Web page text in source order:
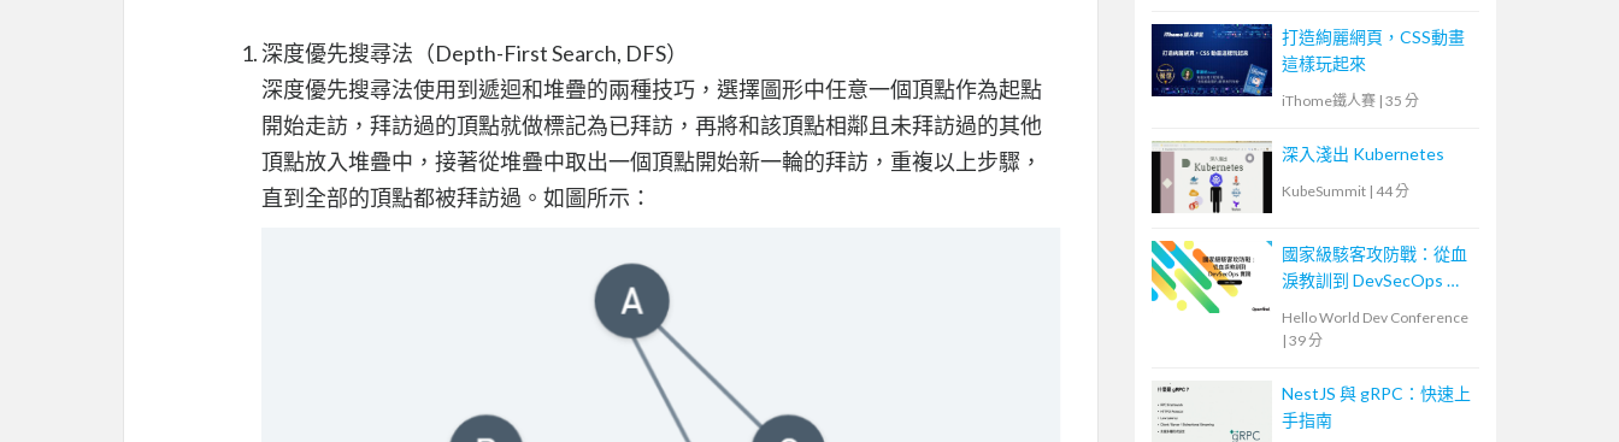
深度優先搜尋法（Depth-First Search, DFS）
深度優先搜尋法使用到遞迴和堆疊的兩種技巧，選擇圖形中任意一個頂點作為起點
開始走訪，拜訪過的頂點就做標記為已拜訪，再將和該頂點相鄰且未拜訪過的其他
頂點放入堆疊中，接著從堆疊中取出一個頂點開始新一輪的拜訪，重複以上步驟，
直到全部的頂點都被拜訪過。如圖所示：
打造絢麗網頁，CSS動畫
這樣玩起來
iThome鐵人賽 | 35 分
深入淺出 Kubernetes
KubeSummit | 44 分
國家級駭客攻防戰：從血
淚教訓到 DevSecOps 實
Hello World Dev Conference
| 39 分
NestJS 與 gRPC：快速上
手指南